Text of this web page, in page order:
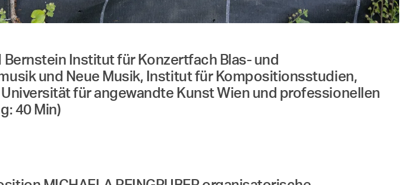
Institut für Konzertfach Blas- und
und Neue Musik, Institut für Kompositionsstudien,
für angewandte Kunst Wien und professionellen
40 Min)